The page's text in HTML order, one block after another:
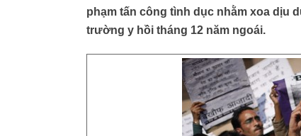
phạm tấn công tình dục nhằm xoa dịu
trường y hồi tháng 12 năm ngoái.